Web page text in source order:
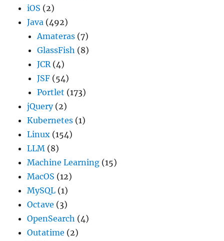
iOS (2)
Java (492)
Amateras (7)
GlassFish (8)
JCR(4)
JSF (54)
Portlet (173)
jQuery(2)
Kubernetes (1)
Linux (154)
LLM (8)
Machine Learning (15)
MacOS (12)
MySQL (1)
Octave (3)
OpenSearch (4)
Outatime (2)